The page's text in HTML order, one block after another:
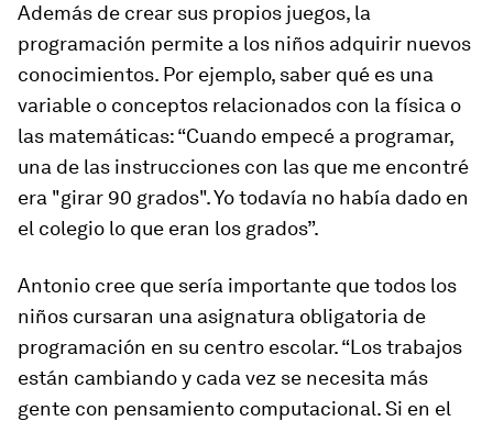
Además de crear sus propios juegos, la
programación permite a los niños adquirir nuevos
conocimientos. Por ejemplo, saber qué es una
variable o conceptos relacionados con la física o
las matemáticas: “Cuando empecé a programar,
una de las instrucciones con las que me encontré
era "girar 90 grados". Yo todavía no había dado en
el colegio lo que eran los grados”.
Antonio cree que sería importante que todos los
niños cursaran una asignatura obligatoria de
programación en su centro escolar. “Los trabajos
están cambiando y cada vez se necesita más
gente con pensamiento computacional. Si en el